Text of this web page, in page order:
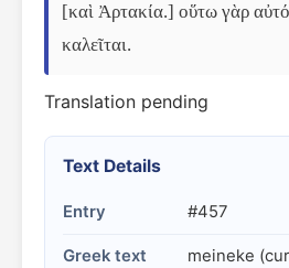
[καὶ Ἀρτακία.] οὕτω γὰρ
καλεῖται.
Translation pending
Text Details
Entry #457
Greek text
meineke